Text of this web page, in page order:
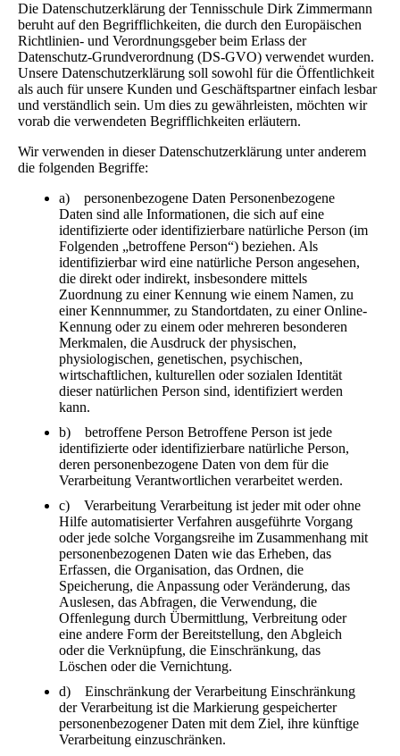
Die Datenschutzerklärung der Tennisschule Dirk Zimmermann
beruht auf den Begrifflichkeiten, die durch den Europäischen
Richtlinien- und Verordnungsgeber beim Erlass der
Datenschutz-Grundverordnung (DS-GVO) verwendet wurden.
Unsere Datenschutzerklärung soll sowohl für die Öffentlichkeit
als auch für unsere Kunden und Geschäftspartner einfach lesbar
und verständlich sein. Um dies zu gewährleisten, möchten wir
vorab die verwendeten Begrifflichkeiten erläutern.
Wir verwenden in dieser Datenschutzerklärung unter anderem
die folgenden Begriffe:
a) personenbezogene Daten Personenbezogene
Daten sind alle Informationen, die sich auf eine
identifizierte oder identifizierbare natürliche Person (im
Folgenden „betroffene Person“) beziehen. Als
identifizierbar wird eine natürliche Person angesehen,
die direkt oder indirekt, insbesondere mittels
Zuordnung zu einer Kennung wie einem Namen, zu
einer Kennnummer, zu Standortdaten, zu einer Online-
Kennung oder zu einem oder mehreren besonderen
Merkmalen, die Ausdruck der physischen,
physiologischen, genetischen, psychischen,
wirtschaftlichen, kulturellen oder sozialen Identität
dieser natürlichen Person sind, identifiziert werden
kann.
b) betroffene Person Betroffene Person ist jede
identifizierte oder identifizierbare natürliche Person,
deren personenbezogene Daten von dem für die
Verarbeitung Verantwortlichen verarbeitet werden.
c) Verarbeitung Verarbeitung ist jeder mit oder ohne
Hilfe automatisierter Verfahren ausgeführte Vorgang
oder jede solche Vorgangsreihe im Zusammenhang mit
personenbezogenen Daten wie das Erheben, das
Erfassen, die Organisation, das Ordnen, die
Speicherung, die Anpassung oder Veränderung, das
Auslesen, das Abfragen, die Verwendung, die
Offenlegung durch Übermittlung, Verbreitung oder
eine andere Form der Bereitstellung, den Abgleich
oder die Verknüpfung, die Einschränkung, das
Löschen oder die Vernichtung.
d) Einschränkung der Verarbeitung Einschränkung
der Verarbeitung ist die Markierung gespeicherter
personenbezogener Daten mit dem Ziel, ihre künftige
Verarbeitung einzuschränken.